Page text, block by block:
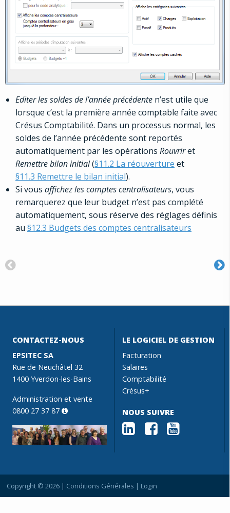
Editer les soldes de l’année précédente n’est utile que
lorsque c’est la première année comptable faite avec
Crésus Comptabilité. Dans un processus normal, les
soldes de l’année précédente sont reportés
automatiquement par les opérations Rouvriret
Remettre bilan initial(§11.2 La réouverture et
§11.3 Remettre le bilan initial).
Si vous affichez les comptes centralisateurs, vous
remarquerez que leur budget n’est pas complété
automatiquement, sous réserve des réglages définis
au §12.3 Budgets des comptes centralisateurs
CONTACTEZ-NOUS
EPSITEC SA
Rue de Neuchâtel 32
1400 Yverdon-les-Bains
Administration et vente
0800 27 37 87
LE LOGICIEL DE GESTION
Facturation
Salaires
Comptabilité
Crésus+
NOUS SUIVRE
Copyright © 2026 | Conditions Générales | Login